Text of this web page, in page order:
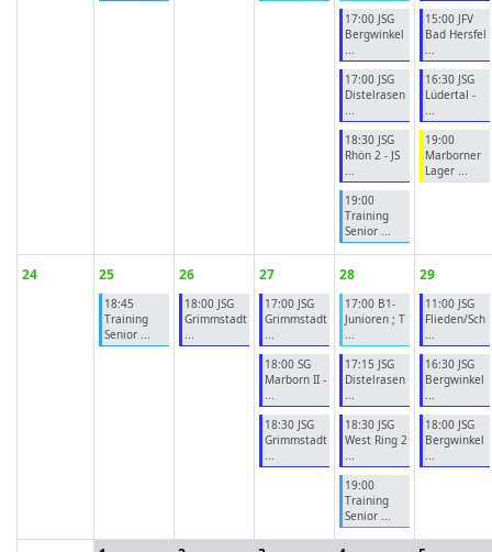
17:00 JSG
Bergwinkel
...
17:00 JSG
Distelrasen
...
18:30 JSG
Rhön 2 - JS
...
19:00
Training
Senior ...
15:00 JFV
Bad Hersfel
...
16:30 JSG
Lüdertal -
...
19:00
Marborner
Lager ...
24 25
18:45
Training
Senior ...
26
18:00 JSG
Grimmstadt
...
27
17:00 JSG
Grimmstadt
...
18:00 SG
Marborn II -
...
18:30 JSG
Grimmstadt
...
28
17:00 B1-
Junioren ; T
...
17:15 JSG
Distelrasen
...
18:30 JSG
West Ring 2
...
19:00
Training
Senior ...
29
11:00 JSG
Flieden/Sch
...
16:30 JSG
Bergwinkel
...
18:00 JSG
Bergwinkel
...